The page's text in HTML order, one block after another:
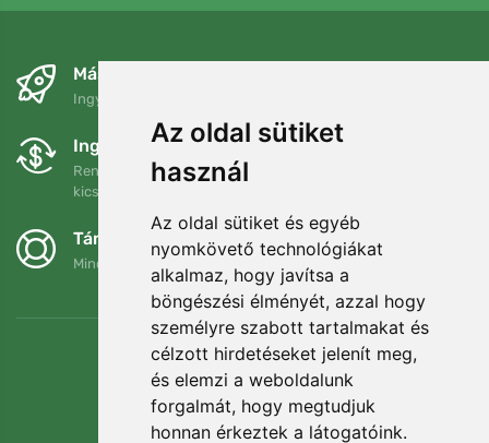
Az oldal sütiket
használ
Az oldal sütiket és egyéb
nyomkövető technológiákat
alkalmaz, hogy javítsa a
böngészési élményét, azzal hogy
személyre szabott tartalmakat és
célzott hirdetéseket jelenít meg,
és elemzi a weboldalunk
forgalmát, hogy megtudjuk
honnan érkeztek a látogatóink.
Másnapra és ingyenesen
Ingyenes szállítás a következő összeg felett: 80 EUR
Ingyenes csere és visszaküldés
Rendelését 90 napon belül bármikor visszaküldheti vagy
kicserélheti.
Támogatjuk a Trees.org-ot
Minden megrendelésért ültetünk egy fát! Bővebben